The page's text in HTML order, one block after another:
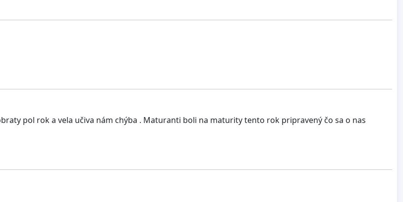
pol rok a vela učiva nám chýba . Maturanti boli na maturity tento rok pripravený čo sa o nas